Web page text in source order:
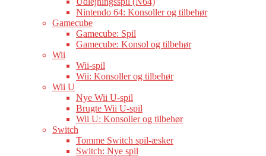
Nintendo 64: Konsoller og tilbehør
Gamecube
Gamecube: Spil
Gamecube: Konsol og tilbehør
Wii
Wii-spil
Wii: Konsoller og tilbehør
Wii U
Nye Wii U-spil
Brugte Wii U-spil
Wii U: Konsoller og tilbehør
Switch
Tomme Switch spil-æsker
Switch: Nye spil